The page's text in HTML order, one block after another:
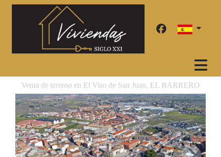
Venta de terreno en El Viso de San Juan, EL BARRERO